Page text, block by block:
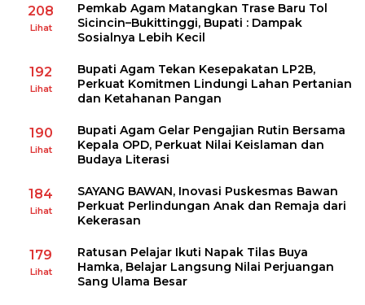
208
Lihat
Pemkab Agam Matangkan Trase Baru Tol
Sicincin–Bukittinggi, Bupati : Dampak
Sosialnya Lebih Kecil
192
Lihat
Bupati Agam Tekan Kesepakatan LP2B,
Perkuat Komitmen Lindungi Lahan Pertanian
dan Ketahanan Pangan
190
Lihat
Bupati Agam Gelar Pengajian Rutin Bersama
Kepala OPD, Perkuat Nilai Keislaman dan
Budaya Literasi
184
Lihat
SAYANG BAWAN, Inovasi Puskesmas Bawan
Perkuat Perlindungan Anak dan Remaja dari
Kekerasan
179
Lihat
Ratusan Pelajar Ikuti Napak Tilas Buya
Hamka, Belajar Langsung Nilai Perjuangan
Sang Ulama Besar